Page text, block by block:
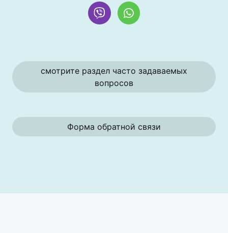
Viber WhatsApp
Дополнительные варианты
смотрите раздел часто задаваемых
вопросов
Форма обратной связи